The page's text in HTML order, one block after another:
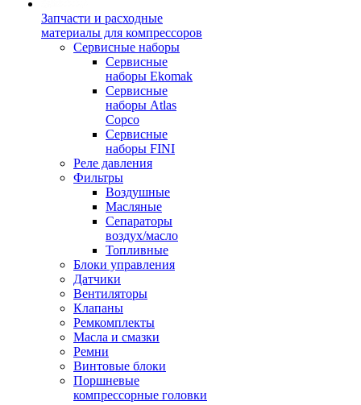
Запчасти и расходные
материалы для компрессоров
Cервисные наборы
Сервисные
наборы Ekomak
Cервисные
наборы Atlas
Copco
Сервисные
наборы FINI
Реле давления
Фильтры
Воздушные
Масляные
Сепараторы
воздух/масло
Топливные
Блоки управления
Датчики
Вентиляторы
Клапаны
Ремкомплекты
Масла и смазки
Ремни
Винтовые блоки
Поршневые
компрессорные головки